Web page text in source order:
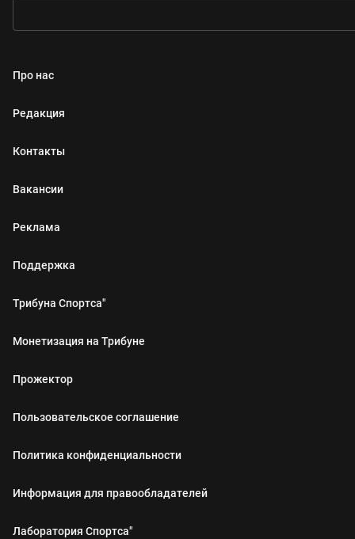
Про нас
Редакция
Контакты
Вакансии
Реклама
Поддержка
Трибуна Спортса"
Монетизация на Трибуне
Прожектор
Пользовательское соглашение
Политика конфиденциальности
Информация для правообладателей
Лаборатория Спортса"